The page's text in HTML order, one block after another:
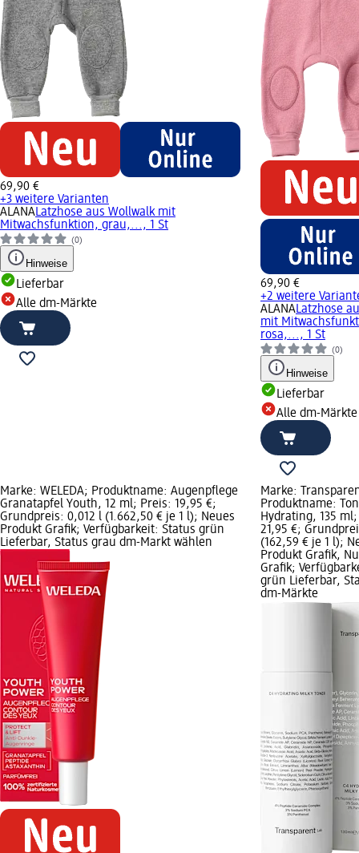
69,90 €
+3 weitere Varianten
ALANALatzhose aus Wollwalk mit
Mitwachsfunktion, grau,..., 1 St
(0)
Hinweise
Lieferbar
Alle dm-Märkte
69,90 €
+2 weitere
ALANALatzhose
mit
rosa,..., 1 St
(0)
Hinweise
Lieferbar
Alle dm-Märkte
Marke: WELEDA; Produktname: Augenpflege
Granatapfel Youth, 12 ml; Preis: 19,95 €;
Grundpreis: 0,012 l (1.662,50 € je 1 l); Neues
Produkt Grafik; Verfügbarkeit: Status grün
Lieferbar, Status grau dm-Markt wählen
Marke:
Produktname:
Hydrating, 135
21,95 €;
(162,59 € je 1 l);
Produkt Grafik,
Grafik;
grün Lieferbar,
dm-Märkte